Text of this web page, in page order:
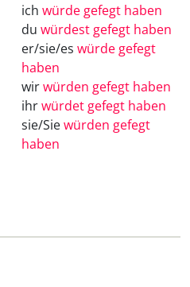
ich würde gefegt haben
du würdest gefegt haben
er/sie/es würde gefegt
haben
wirwürden gefegt haben
ihrwürdet gefegt haben
sie/Siewürden gefegt
haben